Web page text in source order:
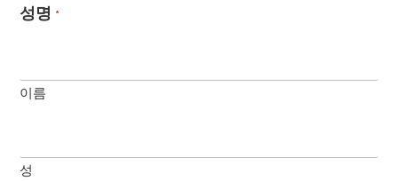
성명 *
이름
성